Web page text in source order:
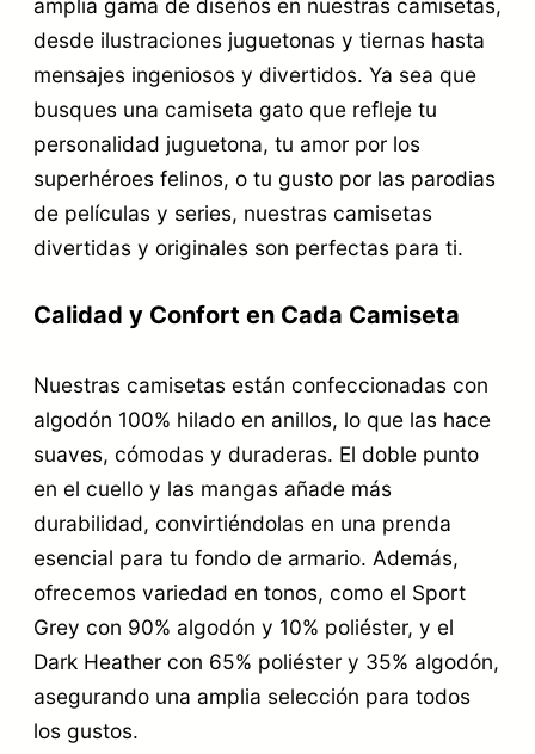
amplia gama de diseños en nuestras camisetas,
desde ilustraciones juguetonas y tiernas hasta
mensajes ingeniosos y divertidos. Ya sea que
busques una camiseta gato que refleje tu
personalidad juguetona, tu amor por los
superhéroes felinos, o tu gusto por las parodias
de películas y series, nuestras camisetas
divertidas y originales son perfectas para ti.
Calidad y Confort en Cada Camiseta
Nuestras camisetas están confeccionadas con
algodón 100% hilado en anillos, lo que las hace
suaves, cómodas y duraderas. El doble punto
en el cuello y las mangas añade más
durabilidad, convirtiéndolas en una prenda
esencial para tu fondo de armario. Además,
ofrecemos variedad en tonos, como el Sport
Grey con 90% algodón y 10% poliéster, y el
Dark Heather con 65% poliéster y 35% algodón,
asegurando una amplia selección para todos
los gustos.